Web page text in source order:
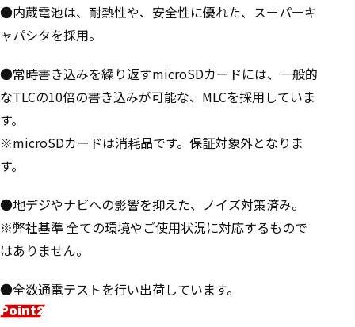
●内蔵電池は、耐熱性や、安全性に優れた、スーパーキ
ャパシタを採用。
●常時書き込みを繰り返すmicroSDカードには、一般的
なTLCの10倍の書き込みが可能な、MLCを採用していま
す。
※microSDカードは消耗品です。保証対象外となりま
す。
●地デジやナビへの影響を抑えた、ノイズ対策済み。
※弊社基準 全ての環境やご使用状況に対応するもので
はありません。
●全数通電テストを行い出荷しています。